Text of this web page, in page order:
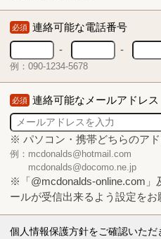
必須 連絡可能な電話番号
-
-
例：090-1234-5678
必須 連絡可能なメールアドレス
※ パソコン・携帯どちらのア
例：mcdonalds@hotmail.com
mcdonalds@docomo.ne.jp
※「@mcdonalds-online.com」
ールが受信出来るよう設定をお
個人情報保護方針をご確認いた